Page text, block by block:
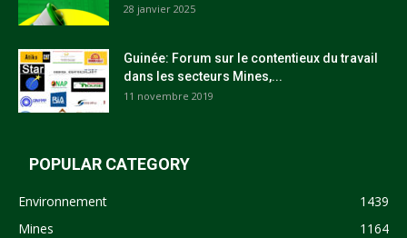
28 janvier 2025
Guinée: Forum sur le contentieux du travail
dans les secteurs Mines,...
11 novembre 2019
POPULAR CATEGORY
Environnement
1439
Mines
1164